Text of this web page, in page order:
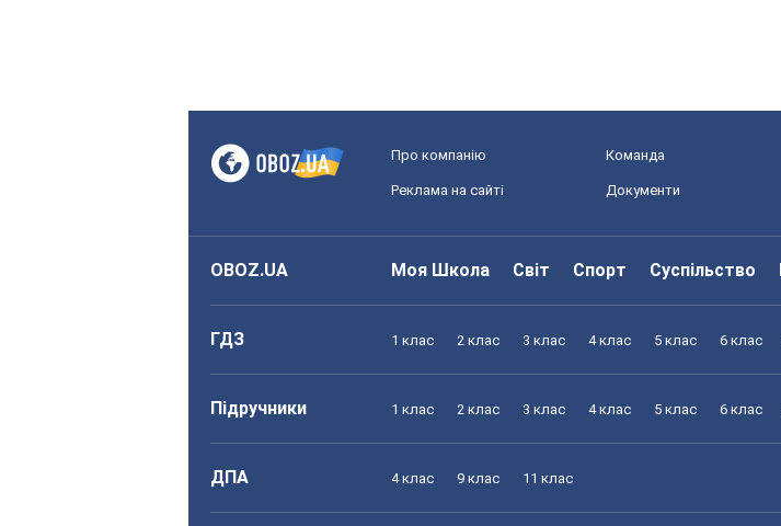
Про компанію Команда
Реклама на сайті Документи
OBOZ.UA Моя Школа Світ Спорт Суспільство
ГДЗ 1 клас 2 клас 3 клас 4 клас 5 клас 6 клас
Підручники 1 клас 2 клас 3 клас 4 клас 5 клас 6 клас
ДПА 4 клас 9 клас 11 клас